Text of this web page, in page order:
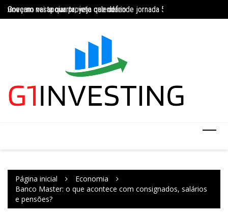
para
nesta quarta; veja calendário
Governo vai apoiar projeto que defende jornada 5×2 com limite de
Página inicial
Economia
Banco Master: o que acontece com consignados, salários
e pensões?